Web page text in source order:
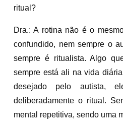
ritual?
Dra.: A rotina não é o
confundido, nem sempre o
sempre é ritualista. Algo
sempre está ali na vida
desejado pelo autista,
deliberadamente o ritual.
mental repetitiva, sendo uma